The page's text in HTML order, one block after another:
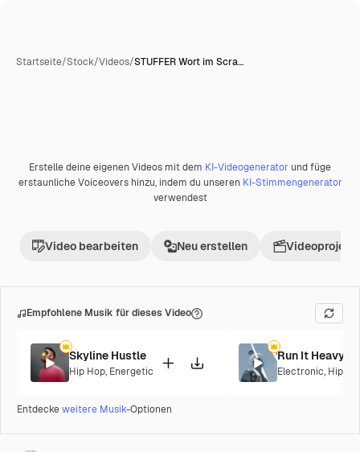
Startseite/Stock/Videos/STUFFER Wort im Scra…
Premium
Erstelle deine eigenen Videos mit dem KI-Videogenerator und füge
erstaunliche Voiceovers hinzu, indem du unseren KI-Stimmengenerator
verwendest
Video bearbeiten Neu erstellen Videoprojekt
Empfohlene Musik für dieses Video
Skyline Hustle
Hip Hop, Energetic
Run It Heavy
Electronic, Hip
Entdeckeweitere Musik-Optionen